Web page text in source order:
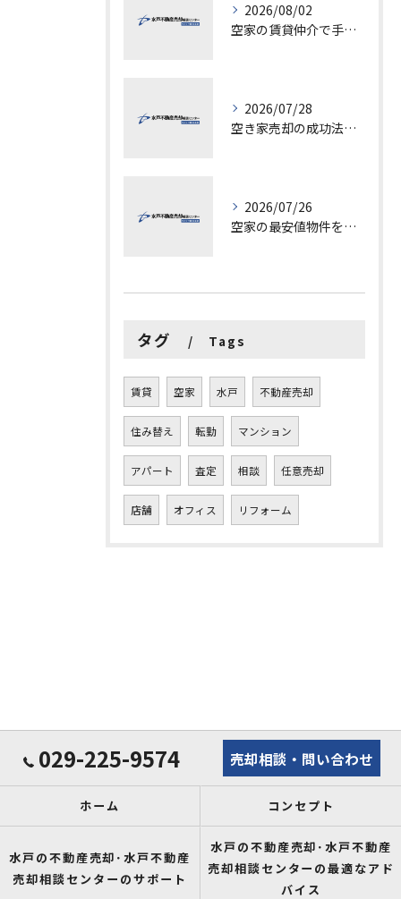
2026/08/02
空家の賃貸仲介で手数料と上限を徹底解説し200万円物件の注意点も紹介
2026/07/28
空き家売却の成功法と注意点
2026/07/26
空家の最安値物件を茨城県水戸市つくば市で探す方法と賢い売却ポイントを徹底解説
タグ Tags
賃貸 空家 水戸 不動産売却
住み替え 転勤 マンション
アパート 査定 相談 任意売却
店舗 オフィス リフォーム
029-225-9574 売却相談・問い合わせ
ホーム コンセプト
水戸の不動産売却･水戸不動産
売却相談センターのサポート
水戸の不動産売却･水戸不動産
売却相談センターの最適なアド
バイス